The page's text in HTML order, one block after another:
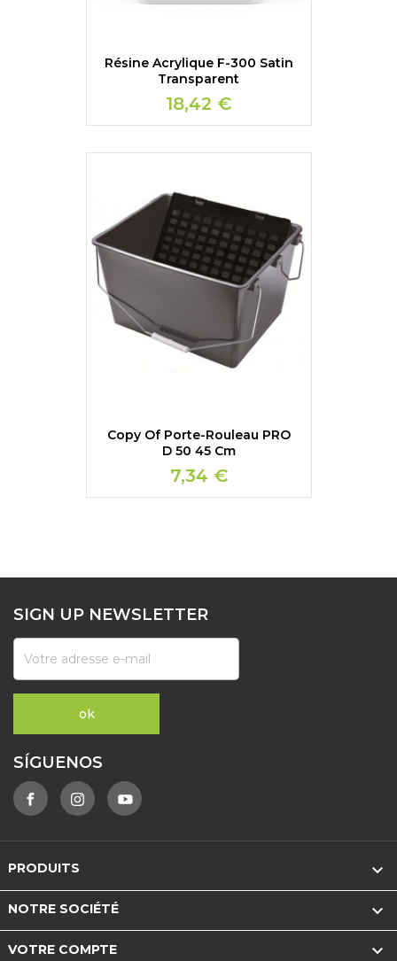
Résine Acrylique F-300 Satin
Transparent
18,42 €
Copy Of Porte-Rouleau PRO
D 50 45 Cm
7,34 €
SIGN UP NEWSLETTER
SÍGUENOS
PRODUITS 
NOTRE SOCIÉTÉ 
VOTRE COMPTE 